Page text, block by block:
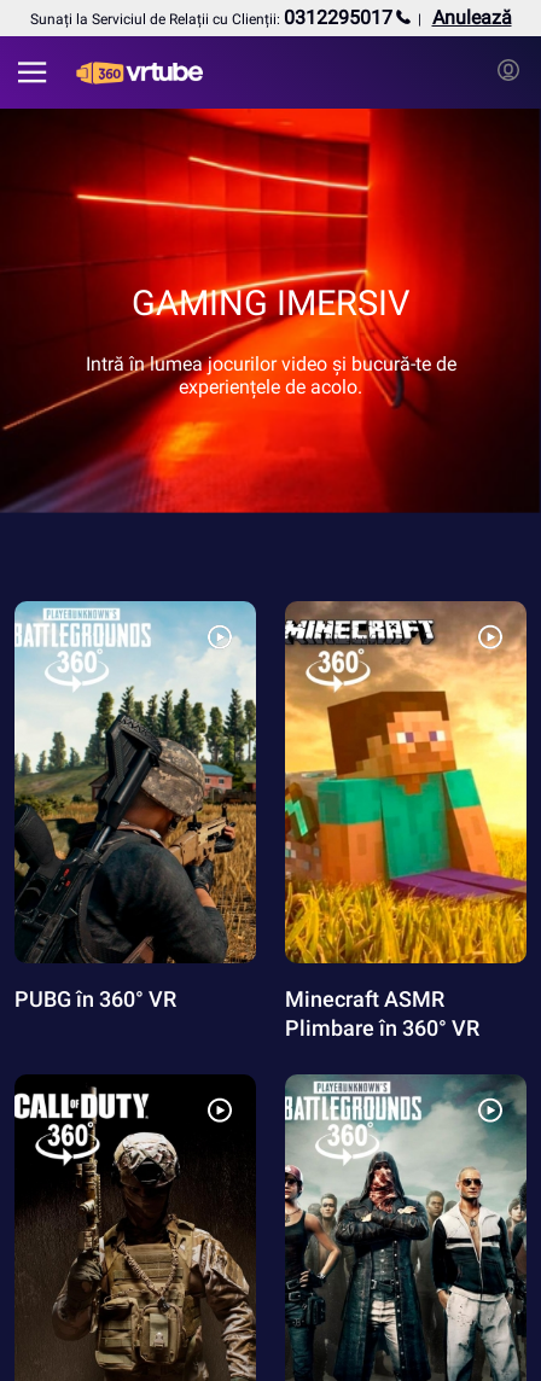
Sunați la Serviciul de Relații cu Clienții: 0312295017 Anulează
GAMING IMERSIV
Intră în lumea jocurilor video și bucură-te de
experiențele de acolo.
PUBG în 360° VR
Minecraft ASMR
Plimbare în 360° VR